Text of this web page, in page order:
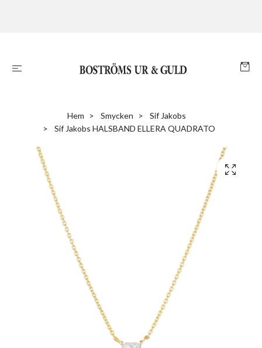
Hem Smycken
Sif Jakobs
Sif Jakobs HALSBAND ELLERA QUADRATO